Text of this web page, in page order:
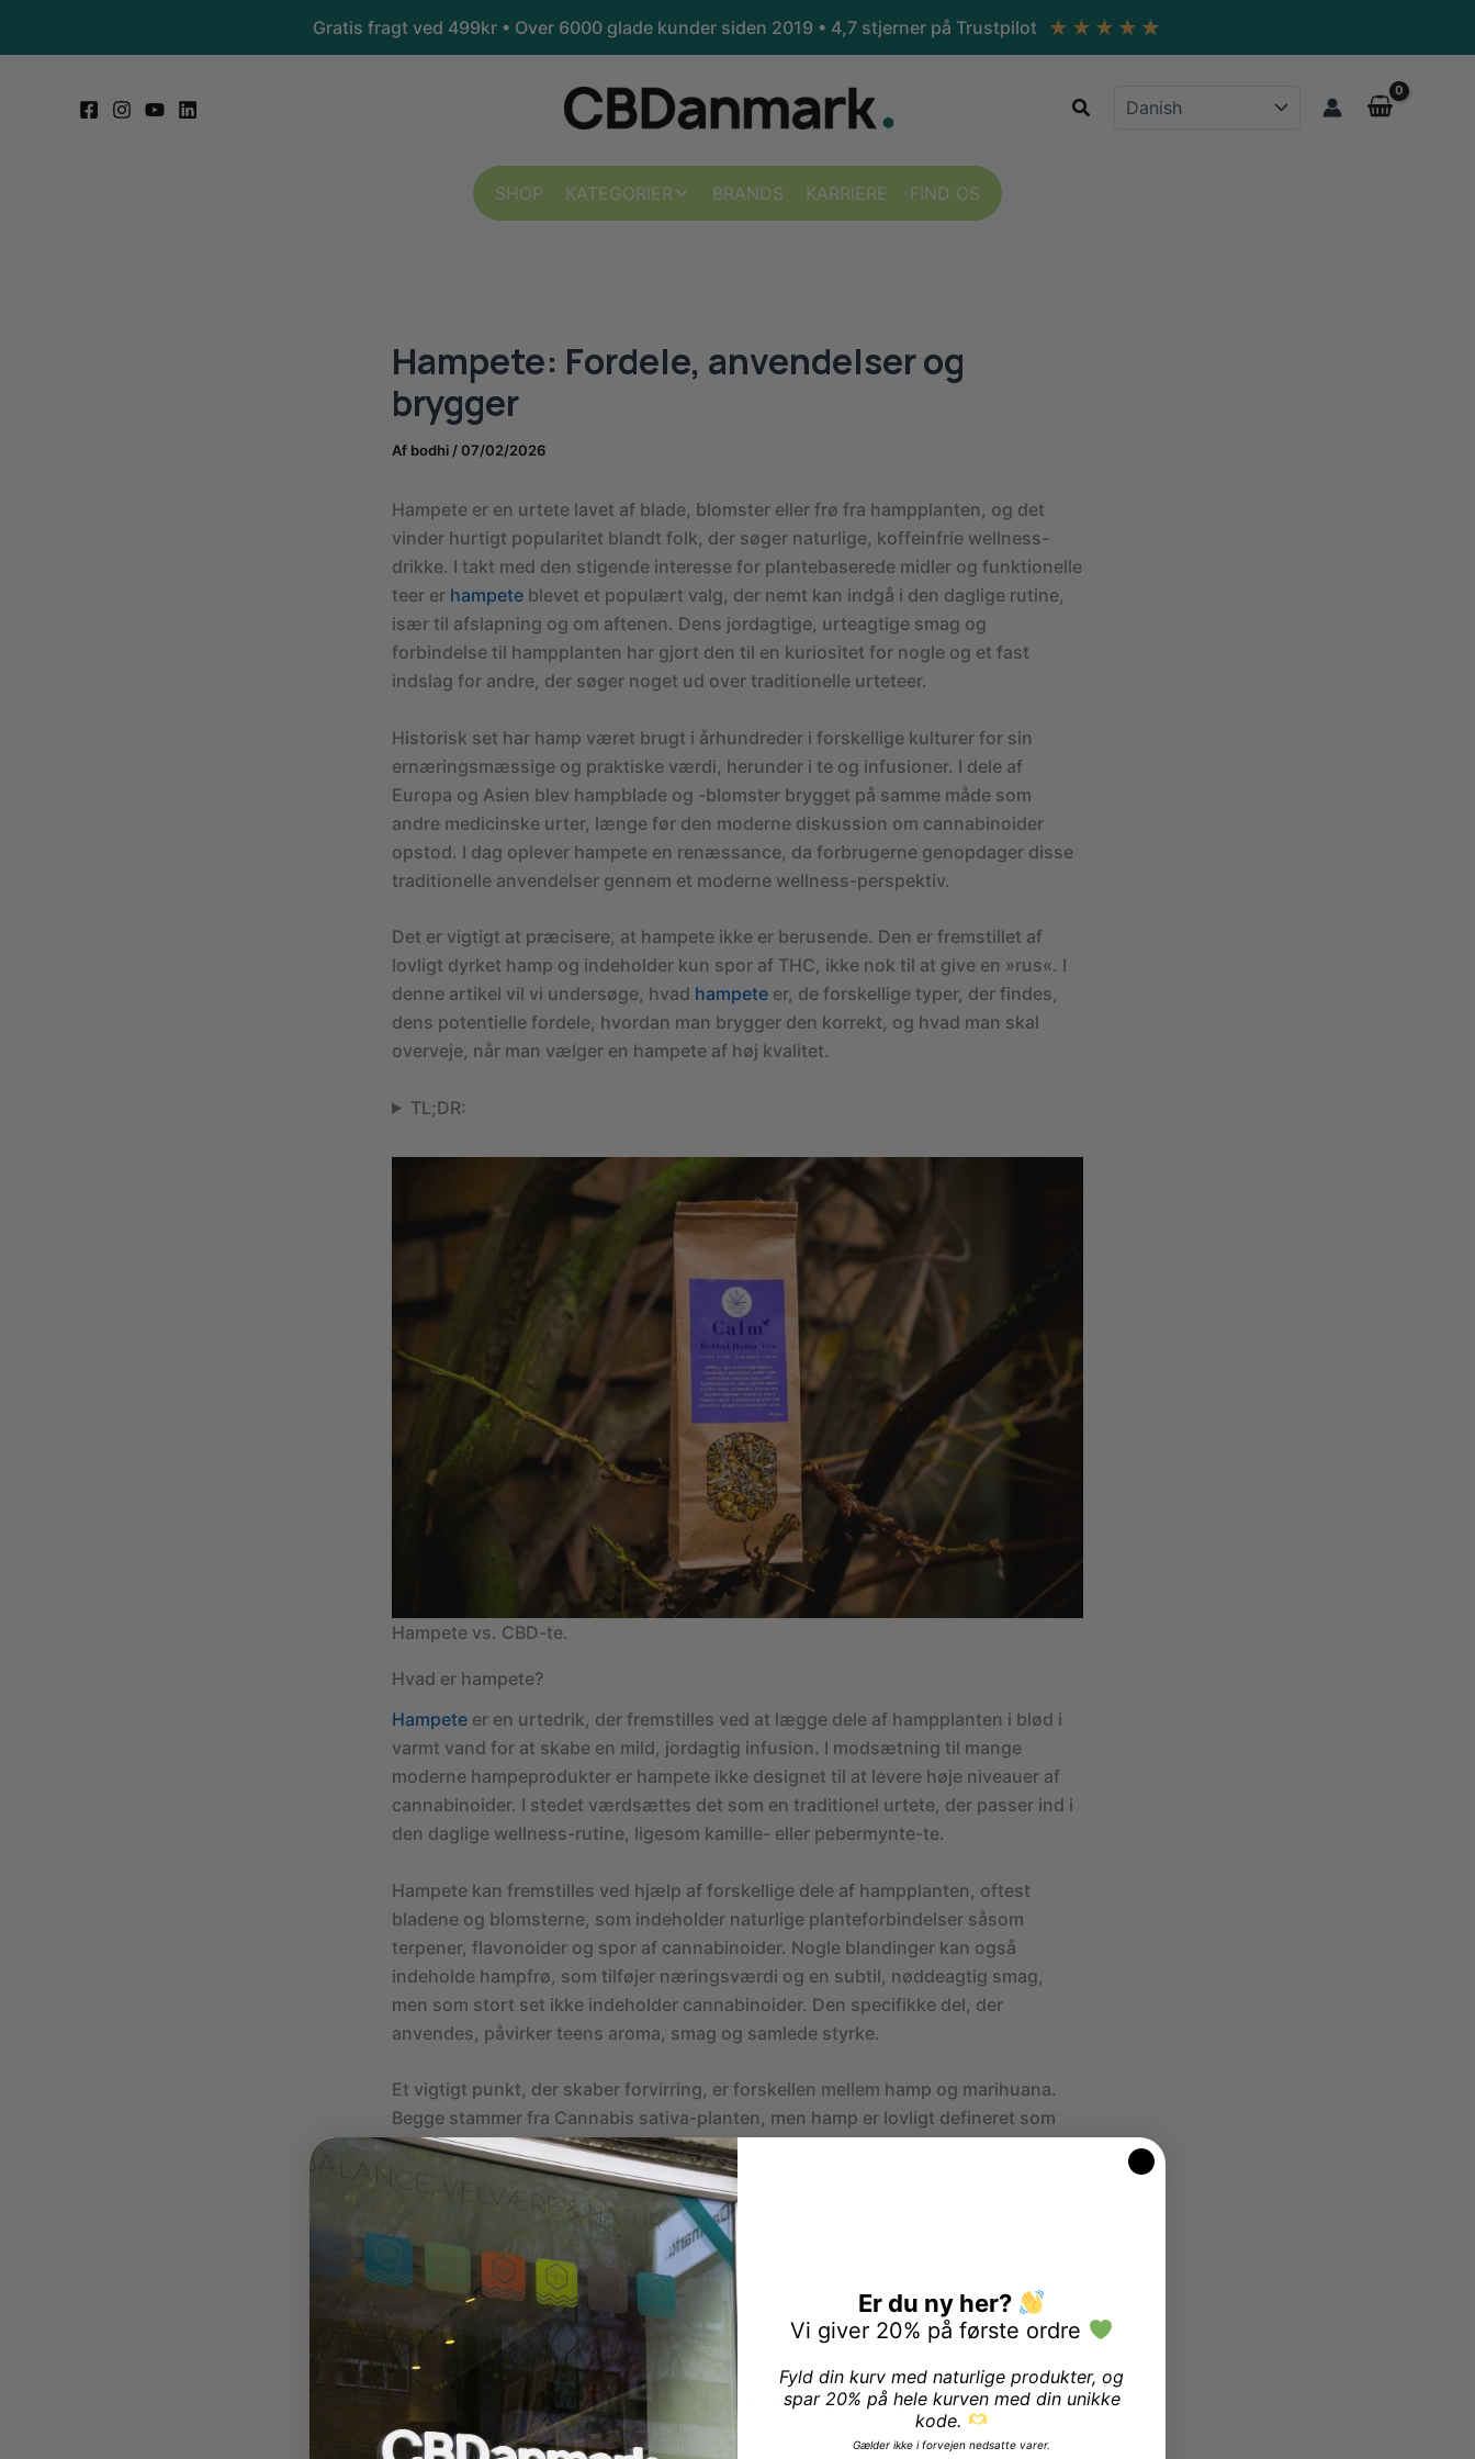
Gratis fragt ved 499kr • Over 6000 glade kunder siden 2019 • 4,7 stjerner på Trustpilot ★ ★ ★ ★ ★
Søg
SHOP KATEGORIER BRANDS KARRIERE FIND OS
Hampete: Fordele, anvendelser og
brygger
Af bodhi /07/02/2026
Hampete er en urtete lavet af blade, blomster eller frø fra hampplanten, og det
vinder hurtigt popularitet blandt folk, der søger naturlige, koffeinfrie wellness-
drikke. I takt med den stigende interesse for plantebaserede midler og funktionelle
teer er hampete blevet et populært valg, der nemt kan indgå i den daglige rutine,
især til afslapning og om aftenen. Dens jordagtige, urteagtige smag og
forbindelse til hampplanten har gjort den til en kuriositet for nogle og et fast
indslag for andre, der søger noget ud over traditionelle urteteer.
Historisk set har hamp været brugt i århundreder i forskellige kulturer for sin
ernæringsmæssige og praktiske værdi, herunder i te og infusioner. I dele af
Europa og Asien blev hampblade og -blomster brygget på samme måde som
andre medicinske urter, længe før den moderne diskussion om cannabinoider
opstod. I dag oplever hampete en renæssance, da forbrugerne genopdager disse
traditionelle anvendelser gennem et moderne wellness-perspektiv.
Det er vigtigt at præcisere, at hampete ikke er berusende. Den er fremstillet af
lovligt dyrket hamp og indeholder kun spor af THC, ikke nok til at give en »rus«. I
denne artikel vil vi undersøge, hvad hampete er, de forskellige typer, der findes,
dens potentielle fordele, hvordan man brygger den korrekt, og hvad man skal
overveje, når man vælger en hampete af høj kvalitet.
TL;DR:
Hampete vs. CBD-te.
Hvad er hampete?
Hampete er en urtedrik, der fremstilles ved at lægge dele af hampplanten i blød i
varmt vand for at skabe en mild, jordagtig infusion. I modsætning til mange
moderne hampeprodukter er hampete ikke designet til at levere høje niveauer af
cannabinoider. I stedet værdsættes det som en traditionel urtete, der passer ind i
den daglige wellness-rutine, ligesom kamille- eller pebermynte-te.
Hampete kan fremstilles ved hjælp af forskellige dele af hampplanten, oftest
bladene og blomsterne, som indeholder naturlige planteforbindelser såsom
terpener, flavonoider og spor af cannabinoider. Nogle blandinger kan også
indeholde hampfrø, som tilføjer næringsværdi og en subtil, nøddeagtig smag,
men som stort set ikke indeholder cannabinoider. Den specifikke del, der
anvendes, påvirker teens aroma, smag og samlede styrke.
Et vigtigt punkt, der skaber forvirring, er forskellen mellem hamp og marihuana.
Begge stammer fra Cannabis sativa-planten, men hamp er lovligt defineret som
cannabis, der indeholder 0,3 % THC eller mindre (i mange regioner). Marihuana
indeholder meget højere THC-niveauer og bruges for sine berusende virkninger.
Hampete fremstilles udelukkende af lovlige hampesorter.
Hampete indeholder naturligvis meget lave niveauer af cannabinoider, herunder
kun små mængder CBD og ubetydelige mængder THC. Som følge heraf giver det
ikke en »rus«, hvilket gør det til en ikke-berusende urtete, der er velegnet til
regelmæssig indtagelse.
Leder du efter en ny leverandør af pålidelige, sikre og naturlige holistiske
produkter? CBDanmark er her!
Er du ny her?
Vi giver 20% på første ordre
Fyld din kurv med naturlige produkter, og
spar 20% på hele kurven med din unikke
kode.
Gælder ikke i forvejen nedsatte varer.